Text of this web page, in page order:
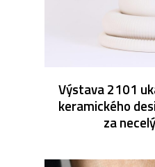
Výstava 2101
keramického
za